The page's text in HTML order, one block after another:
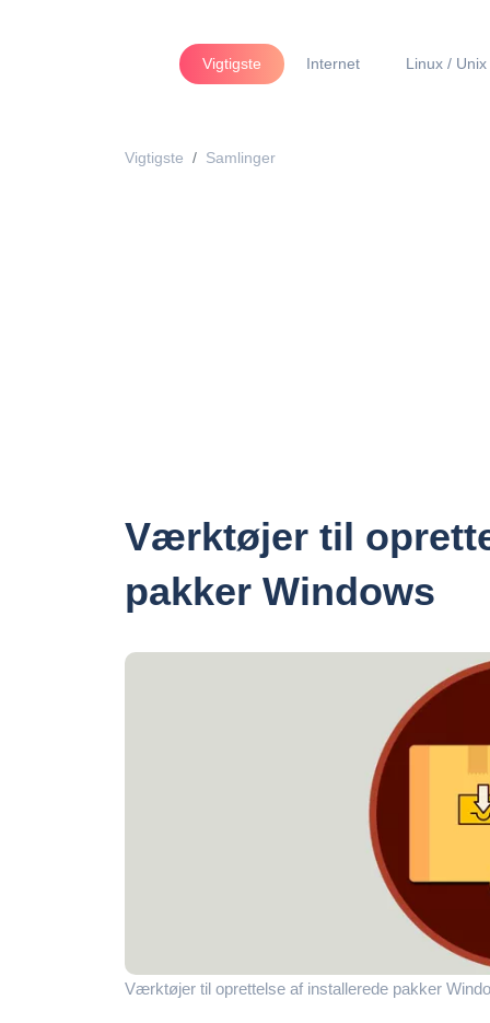
Vigtigste Internet Linux / Unix
Vigtigste Samlinger
Værktøjer til
pakker Windows
Værktøjer til oprettelse af installerede pakker